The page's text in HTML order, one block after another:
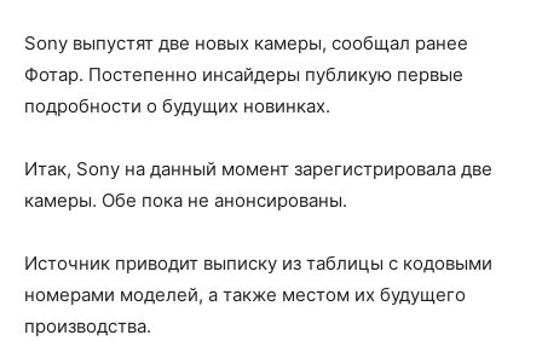
Sony выпустят две новых камеры, сообщал ранее
Фотар. Постепенно инсайдеры публикую первые
подробности о будущих новинках.
Итак, Sony на данный момент зарегистрировала две
камеры. Обе пока не анонсированы.
Источник приводит выписку из таблицы с кодовыми
номерами моделей, а также местом их будущего
производства.